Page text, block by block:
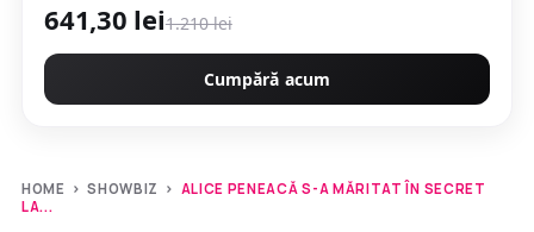
641,30 lei1.210 lei
Cumpără acum
HOME ›SHOWBIZ › ALICE PENEACĂ S-A MĂRITAT ÎN SECRET
LA...